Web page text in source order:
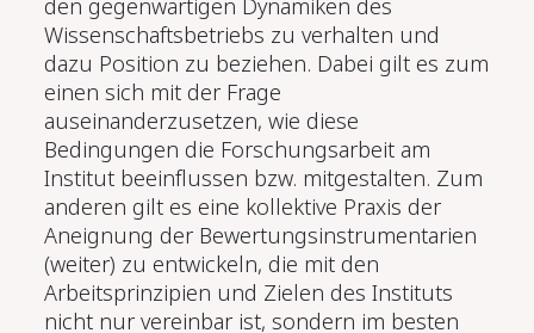
den gegenwärtigen Dynamiken des
Wissenschaftsbetriebs zu verhalten und
dazu Position zu beziehen. Dabei gilt es zum
einen sich mit der Frage
auseinanderzusetzen, wie diese
Bedingungen die Forschungsarbeit am
Institut beeinflussen bzw. mitgestalten. Zum
anderen gilt es eine kollektive Praxis der
Aneignung der Bewertungsinstrumentarien
(weiter) zu entwickeln, die mit den
Arbeitsprinzipien und Zielen des Instituts
nicht nur vereinbar ist, sondern im besten